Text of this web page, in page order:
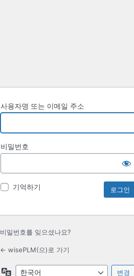
사용자명 또는 이메일 주소
비밀번호
기억하기
비밀번호를 잊으셨나요?
← wisePLM(으)로 가기